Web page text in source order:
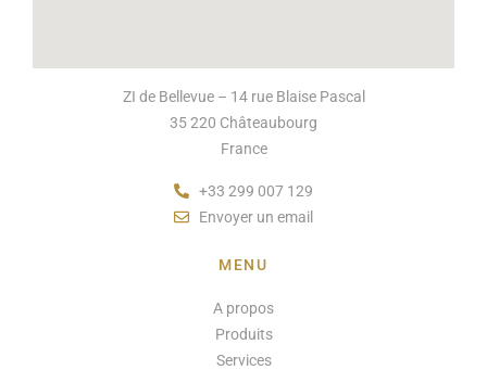
ZI de Bellevue – 14 rue Blaise Pascal
35 220 Châteaubourg
France
+33 299 007 129
Envoyer un email
MENU
A propos
Produits
Services